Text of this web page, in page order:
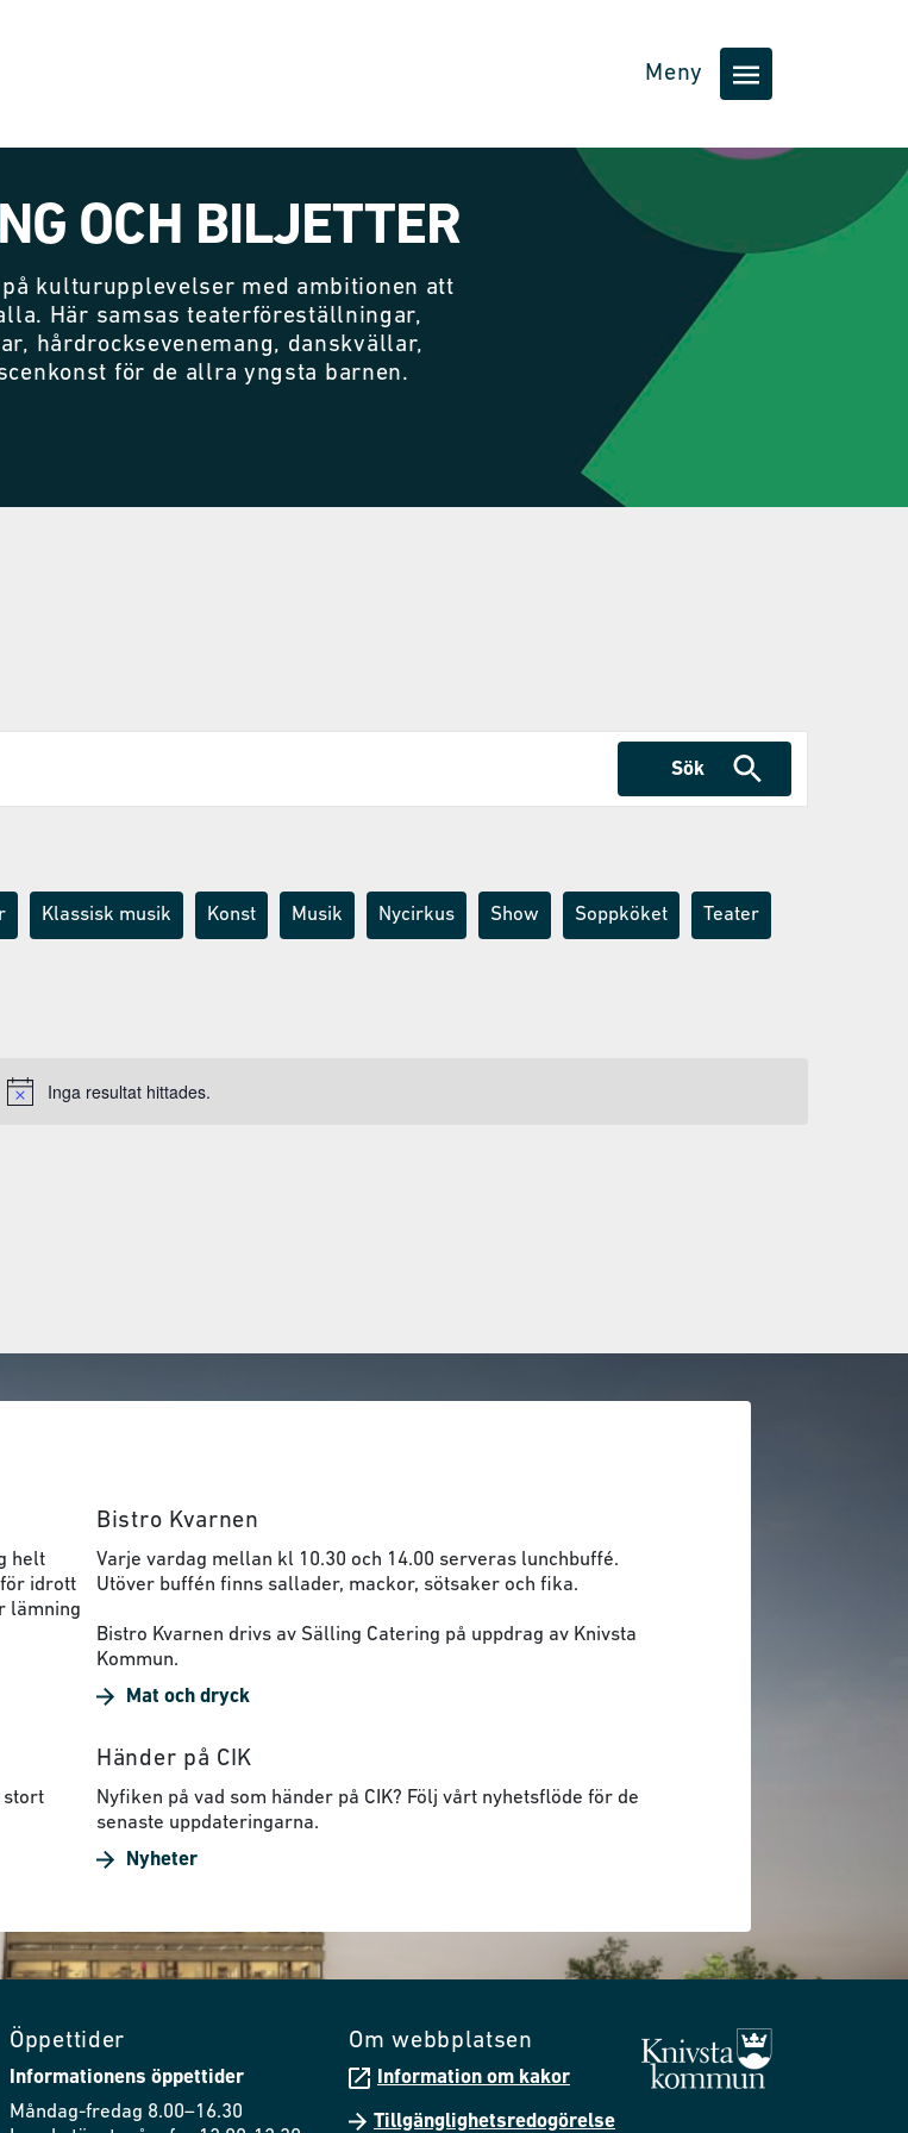
Meny
OCH BILJETTER
kulturupplevelser med ambitionen att
Här samsas teaterföreställningar,
hårdrocksevenemang, danskvällar,
för de allra yngsta barnen.
Notice
Inga resultat hittades.
Sök
Klassisk musik Konst Musik Nycirkus Show Soppköket Teater
helt
idrott
lämning
Bistro Kvarnen
Varje vardag mellan kl 10.30 och 14.00 serveras lunchbuffé.
Utöver buffén finns sallader, mackor, sötsaker och fika.
Bistro Kvarnen drivs av Sälling Catering på uppdrag av Knivsta
Kommun.
Mat och dryck
stort
Händer på CIK
Nyfiken på vad som händer på CIK? Följ vårt nyhetsflöde för de
senaste uppdateringarna.
Nyheter
Öppettider
Informationens öppettider
Måndag-fredag 8.00–16.30
Om webbplatsen
Information om kakor
Tillgänglighetsredogörelse